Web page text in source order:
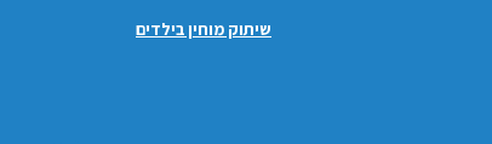
שיתוק מוחין בילדים